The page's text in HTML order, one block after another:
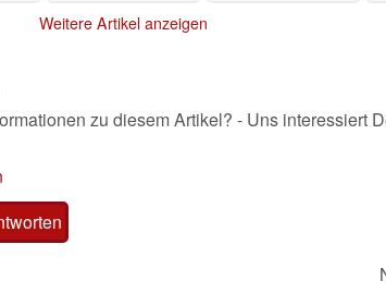
Weitere Artikel anzeigen
zu diesem Artikel? - Uns interessiert